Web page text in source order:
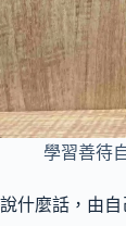
學習善待
說什麼話，由